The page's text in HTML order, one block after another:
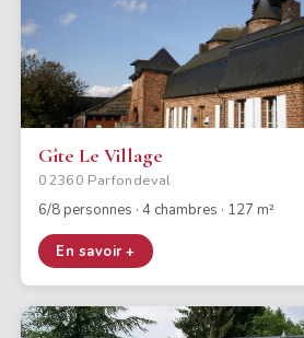
Gîte Le Village
02360 Parfondeval
6/8 personnes · 4 chambres · 127 m²
En savoir +